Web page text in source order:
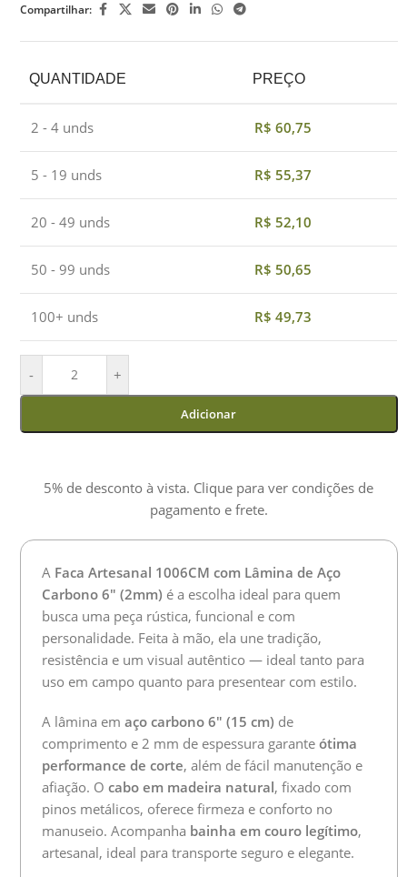
Compartilhar:
QUANTIDADE PREÇO
2 - 4 unds R$ 60,75
5 - 19 unds R$ 55,37
20 - 49 unds R$ 52,10
50 - 99 unds R$ 50,65
100+ unds R$ 49,73
- +
Adicionar
5% de desconto à vista. Clique para ver condições de
pagamento e frete.
A Faca Artesanal 1006CM com Lâmina de Aço
Carbono 6″ (2mm) é a escolha ideal para quem
busca uma peça rústica, funcional e com
personalidade. Feita à mão, ela une tradição,
resistência e um visual autêntico — ideal tanto para
uso em campo quanto para presentear com estilo.
A lâmina em aço carbono 6″ (15 cm) de
comprimento e 2 mm de espessura garante ótima
performance de corte, além de fácil manutenção e
afiação. O cabo em madeira natural, fixado com
pinos metálicos, oferece firmeza e conforto no
manuseio. Acompanha bainha em couro legítimo,
artesanal, ideal para transporte seguro e elegante.